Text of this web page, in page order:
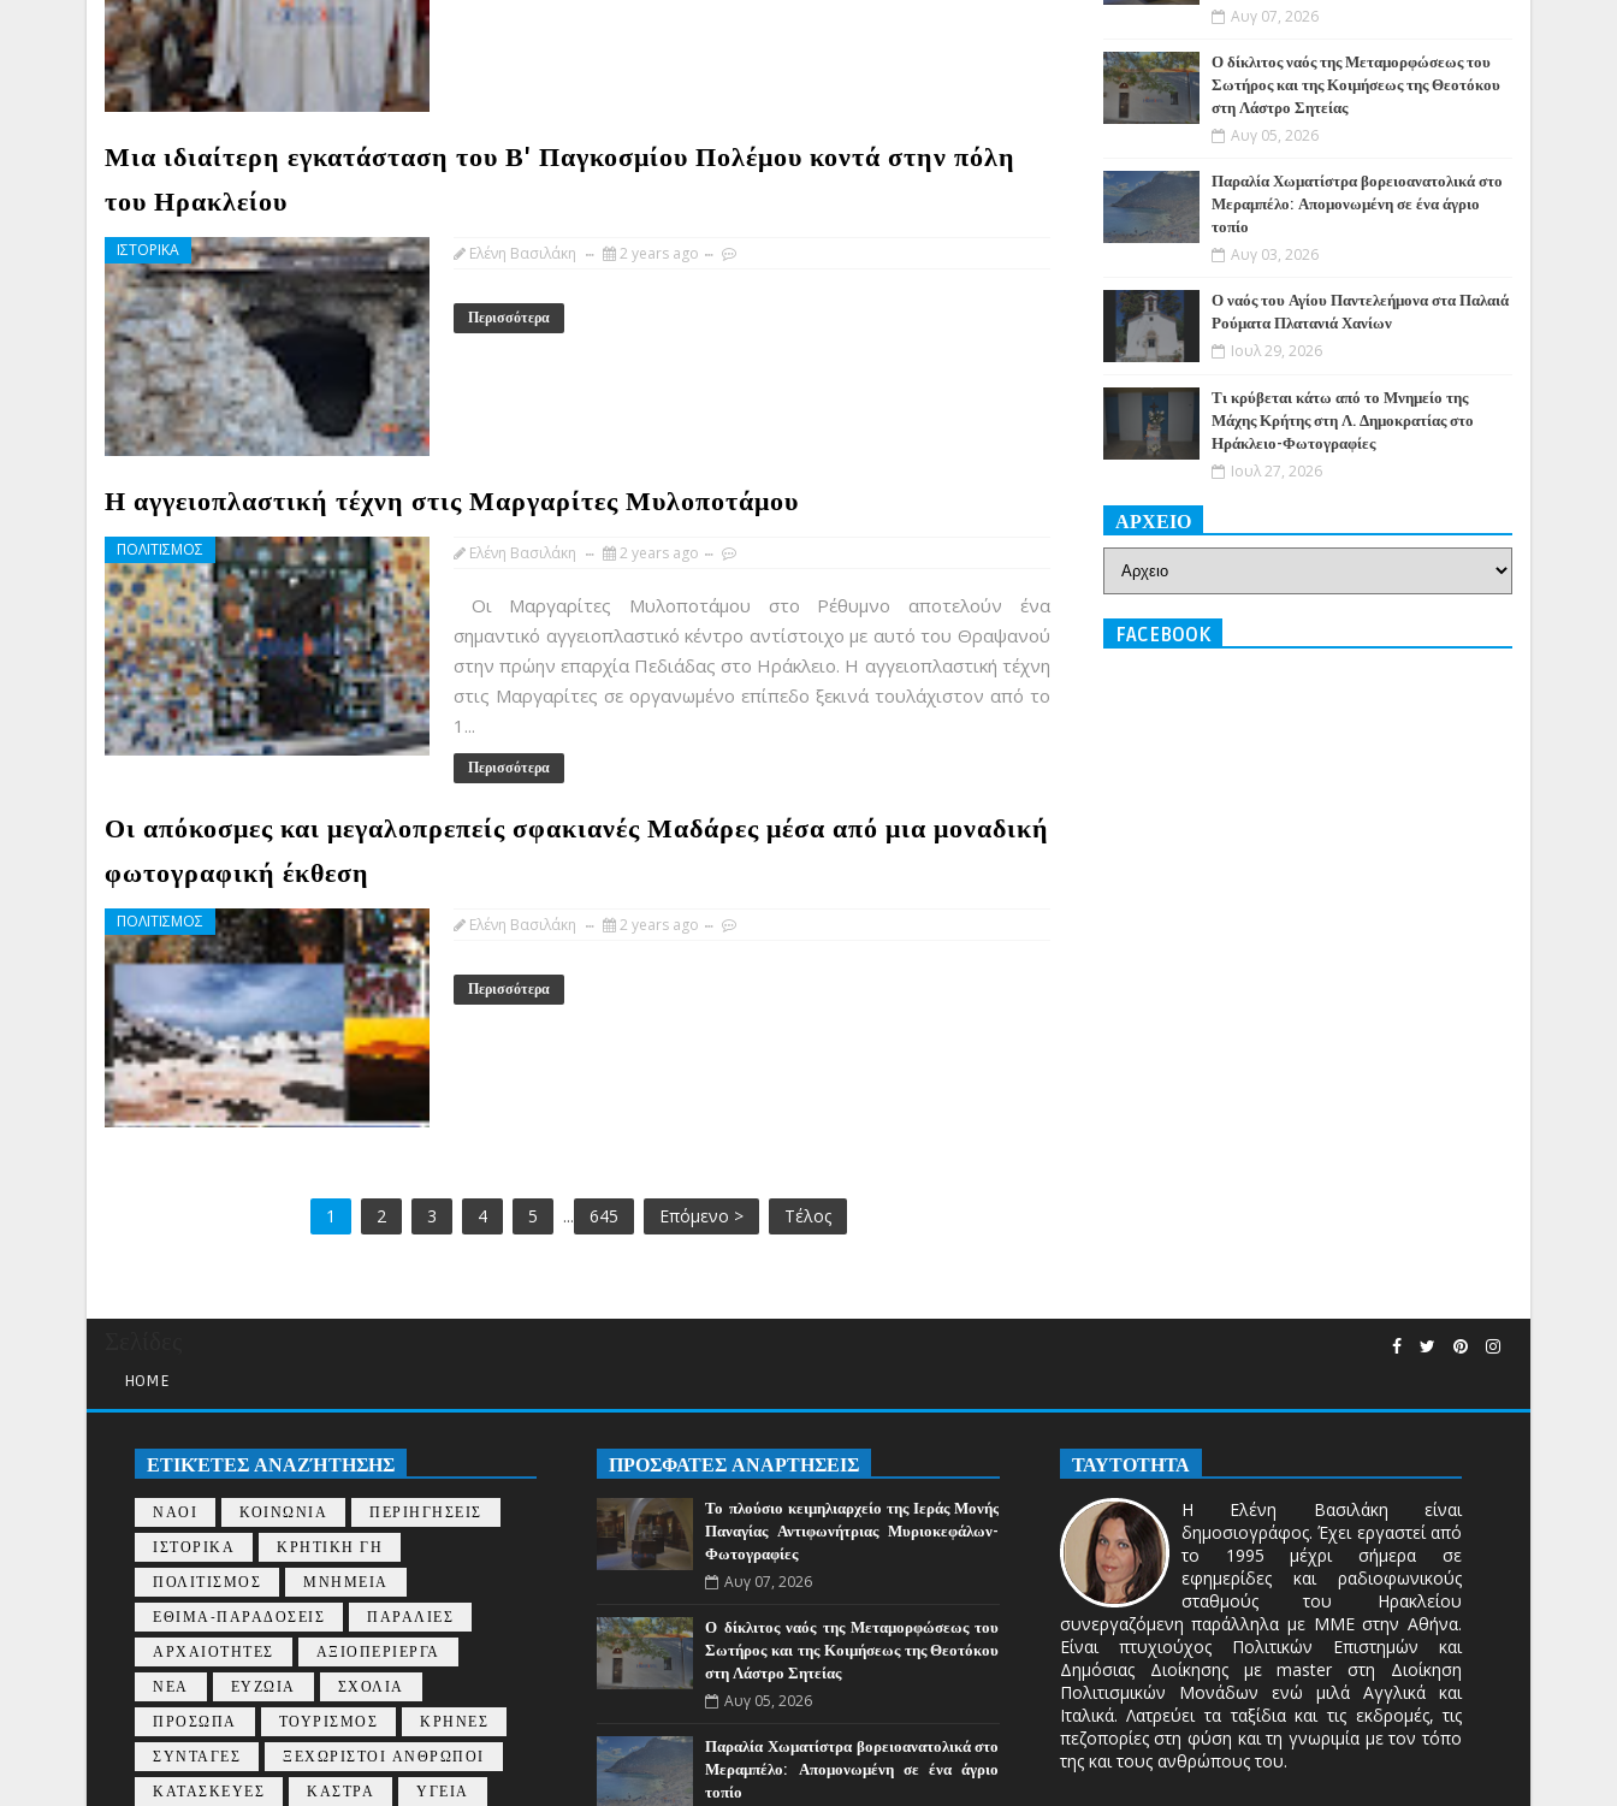
Μια ιδιαίτερη εγκατάσταση του Β' Παγκοσμίου Πολέμου κοντά στην πόλη
του Ηρακλείου
ΙΣΤΟΡΙΚΑ Ελένη Βασιλάκη 2 years ago
Περισσότερα
Η αγγειοπλαστική τέχνη στις Μαργαρίτες Μυλοποτάμου
ΠΟΛΙΤΙΣΜΟΣ Ελένη Βασιλάκη 2 years ago
Οι Μαργαρίτες Μυλοποτάμου στο Ρέθυμνο αποτελούν ένα
σημαντικό αγγειοπλαστικό κέντρο αντίστοιχο με αυτό του Θραψανού
στην πρώην επαρχία Πεδιάδας στο Ηράκλειο. Η αγγειοπλαστική τέχνη
στις Μαργαρίτες σε οργανωμένο επίπεδο ξεκινά τουλάχιστον από το
1...
Περισσότερα
Οι απόκοσμες και μεγαλοπρεπείς σφακιανές Μαδάρες μέσα από μια μοναδική
φωτογραφική έκθεση
ΠΟΛΙΤΙΣΜΟΣ Ελένη Βασιλάκη 2 years ago
Περισσότερα
1 2 3 4 5 ... 645 Επόμενο > Τέλος
Αυγ 07, 2026
Ο δίκλιτος ναός της Μεταμορφώσεως του
Σωτήρος και της Κοιμήσεως της Θεοτόκου
στη Λάστρο Σητείας
Αυγ 05, 2026
Παραλία Χωματίστρα βορειοανατολικά στο
Μεραμπέλο: Απομονωμένη σε ένα άγριο
τοπίο
Αυγ 03, 2026
Ο ναός του Αγίου Παντελεήμονα στα Παλαιά
Ρούματα Πλατανιά Χανίων
Ιουλ 29, 2026
Τι κρύβεται κάτω από το Μνημείο της
Μάχης Κρήτης στη Λ. Δημοκρατίας στο
Ηράκλειο-Φωτογραφίες
Ιουλ 27, 2026
ΑΡΧΕΙΟ
FACEBOOK
HOME
ΕΤΙΚΈΤΕΣ ΑΝΑΖΉΤΗΣΗΣ
ΝΑΟΙ ΚΟΙΝΩΝΙΑ
ΠΕΡΙΗΓΗΣΕΙΣ
ΙΣΤΟΡΙΚΑ
ΚΡΗΤΙΚΗ ΓΗ
ΠΟΛΙΤΙΣΜΟΣ
ΜΝΗΜΕΙΑ
ΕΘΙΜΑ-ΠΑΡΑΔΟΣΕΙΣ
ΠΑΡΑΛΙΕΣ
ΑΡΧΑΙΟΤΗΤΕΣ
ΑΞΙΟΠΕΡΙΕΡΓΑ
ΝΕΑ
ΕΥΖΩΙΑ
ΣΧΟΛΙΑ
ΠΡΟΣΩΠΑ
ΤΟΥΡΙΣΜΟΣ
ΚΡΗΝΕΣ
ΣΥΝΤΑΓΕΣ
ΞΕΧΩΡΙΣΤΟΙ ΑΝΘΡΩΠΟΙ
ΚΑΤΑΣΚΕΥΕΣ
ΚΑΣΤΡΑ ΥΓΕΙΑ
ΠΡΟΣΦΑΤΕΣ ΑΝΑΡΤΗΣΕΙΣ
Το πλούσιο κειμηλιαρχείο της Ιεράς Μονής
Παναγίας Αντιφωνήτριας Μυριοκεφάλων-
Φωτογραφίες
Αυγ 07, 2026
Ο δίκλιτος ναός της Μεταμορφώσεως του
Σωτήρος και της Κοιμήσεως της Θεοτόκου
στη Λάστρο Σητείας
Αυγ 05, 2026
Παραλία Χωματίστρα βορειοανατολικά στο
Μεραμπέλο: Απομονωμένη σε ένα άγριο
τοπίο
ΤΑΥΤΟΤΗΤΑ
Η Ελένη Βασιλάκη είναι
δημοσιογράφος. Έχει εργαστεί από
το 1995 μέχρι σήμερα σε
εφημερίδες και ραδιοφωνικούς
σταθμούς του Ηρακλείου
συνεργαζόμενη παράλληλα με ΜΜΕ στην Αθήνα.
Είναι πτυχιούχος Πολιτικών Επιστημών και
Δημόσιας Διοίκησης με master στη Διοίκηση
Πολιτισμικών Μονάδων ενώ μιλά Αγγλικά και
Ιταλικά. Λατρεύει τα ταξίδια και τις εκδρομές, τις
πεζοπορίες στη φύση και τη γνωριμία με τον τόπο
της και τους ανθρώπους του.